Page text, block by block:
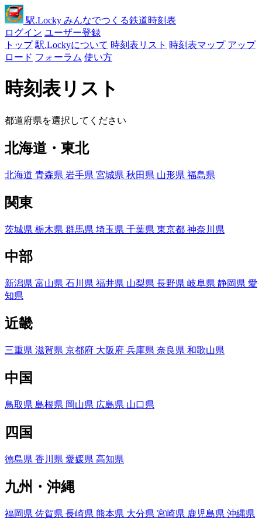
駅.Locky みんなでつくる鉄道時刻表
ログイン ユーザー登録
トップ 駅.Lockyについて 時刻表リスト 時刻表マップ アップ
ロード フォーラム 使い方
時刻表リスト
都道府県を選択してください
北海道・東北
北海道 青森県 岩手県 宮城県 秋田県 山形県 福島県
関東
茨城県 栃木県 群馬県 埼玉県 千葉県 東京都 神奈川県
中部
新潟県 富山県 石川県 福井県 山梨県 長野県 岐阜県 静岡県 愛
知県
近畿
三重県 滋賀県 京都府 大阪府 兵庫県 奈良県 和歌山県
中国
鳥取県 島根県 岡山県 広島県 山口県
四国
徳島県 香川県 愛媛県 高知県
九州・沖縄
福岡県 佐賀県 長崎県 熊本県 大分県 宮崎県 鹿児島県 沖縄県